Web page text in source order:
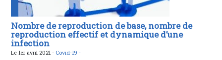
Nombre de reproduction de base, nombre de
reproduction effectif et dynamique d’une
infection
Le 1er avril 2021 - Covid-19 -